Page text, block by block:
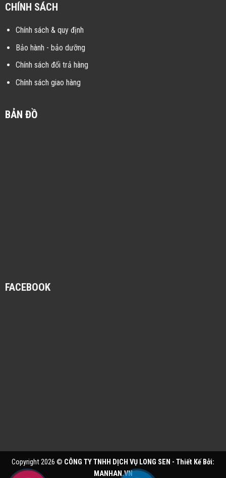
CHÍNH SÁCH
Chính sách & quy định
Bảo hành - bảo dưỡng
Chính sách đổi trả hàng
Chính sách giao hàng
BẢN ĐỒ
FACEBOOK
Copyright 2026 © CÔNG TY TNHH DỊCH VỤ LONG SEN - Thiết Kế Bởi:
MANHAN.VN